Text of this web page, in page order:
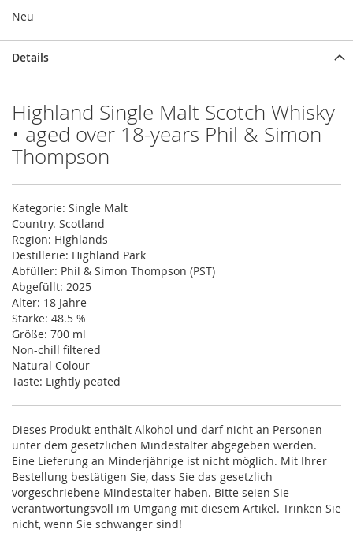
Neu
Details
Highland Single Malt Scotch Whisky
• aged over 18-years Phil & Simon
Thompson
Kategorie: Single Malt
Country. Scotland
Region: Highlands
Destillerie: Highland Park
Abfüller: Phil & Simon Thompson (PST)
Abgefüllt: 2025
Alter: 18 Jahre
Stärke: 48.5 %
Größe: 700 ml
Non-chill filtered
Natural Colour
Taste: Lightly peated
Dieses Produkt enthält Alkohol und darf nicht an Personen
unter dem gesetzlichen Mindestalter abgegeben werden.
Eine Lieferung an Minderjährige ist nicht möglich. Mit Ihrer
Bestellung bestätigen Sie, dass Sie das gesetzlich
vorgeschriebene Mindestalter haben. Bitte seien Sie
verantwortungsvoll im Umgang mit diesem Artikel. Trinken Sie
nicht, wenn Sie schwanger sind!